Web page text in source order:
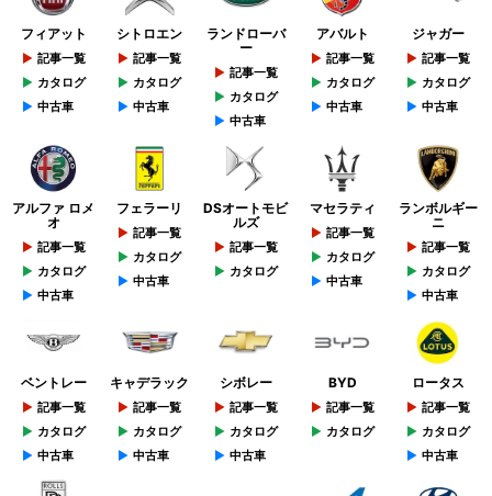
フィアット
記事一覧
カタログ
中古車
シトロエン
記事一覧
カタログ
中古車
ランドローバ
ー
記事一覧
カタログ
中古車
アバルト
記事一覧
カタログ
中古車
ジャガー
記事一覧
カタログ
中古車
アルファ ロメ
オ
記事一覧
カタログ
中古車
フェラーリ
記事一覧
カタログ
中古車
DSオートモビ
ルズ
記事一覧
カタログ
マセラティ
記事一覧
カタログ
中古車
ランボルギー
ニ
記事一覧
カタログ
中古車
ベントレー
記事一覧
カタログ
中古車
キャデラック
記事一覧
カタログ
中古車
シボレー
記事一覧
カタログ
中古車
BYD
記事一覧
カタログ
ロータス
記事一覧
カタログ
中古車